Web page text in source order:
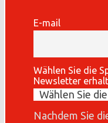
E-mail
Wählen Sie die
Newsletter
Nachdem Sie